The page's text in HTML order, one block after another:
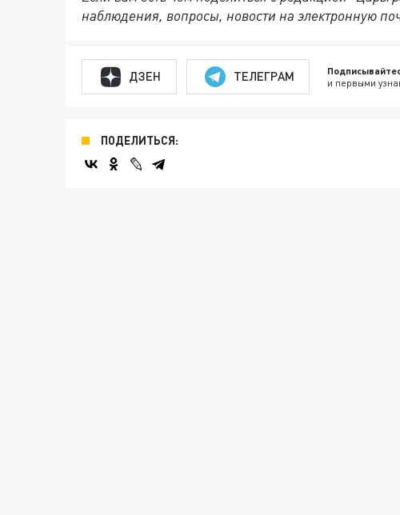
наблюдения, вопросы, новости на электронную
ДЗЕН ТЕЛЕГРАМ и первыми
ПОДЕЛИТЬСЯ: